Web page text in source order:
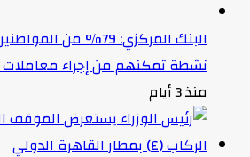
البنك المركزي: 79%
نشطة تمكنهم من إجراء معاملات
منذ 3 أيام